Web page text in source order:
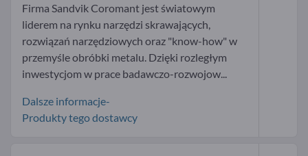
Firma Sandvik Coromant jest światowym
liderem na rynku narzędzi skrawających,
rozwiązań narzędziowych oraz "know-how" w
przemyśle obróbki metalu. Dzięki rozległym
inwestycjom w prace badawczo-rozwojow...
Dalsze informacje-
Produkty tego dostawcy